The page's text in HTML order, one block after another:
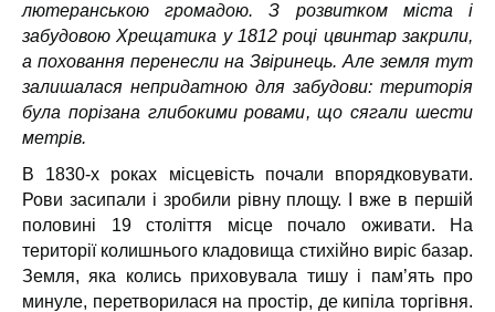
лютеранською громадою.З розвитком міста і
забудовою Хрещатика у 1812 році цвинтар закрили,
а поховання перенесли на Звіринець. Але земля тут
залишалася непридатною для забудови: територія
була порізана глибокими ровами, що сягали шести
метрів.
В 1830-х роках місцевість почали впорядковувати.
Рови засипали і зробили рівну площу. І вже в першій
половині 19 століття місце почало оживати. На
території колишнього кладовища стихійно виріс базар.
Земля, яка колись приховувала тишу і пам’ять про
минуле, перетворилася на простір, де кипіла торгівня.